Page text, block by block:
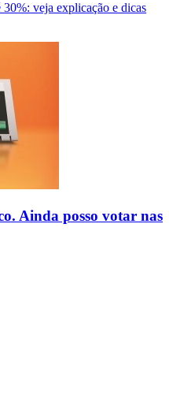
veja explicação e dicas
Ainda posso votar nas